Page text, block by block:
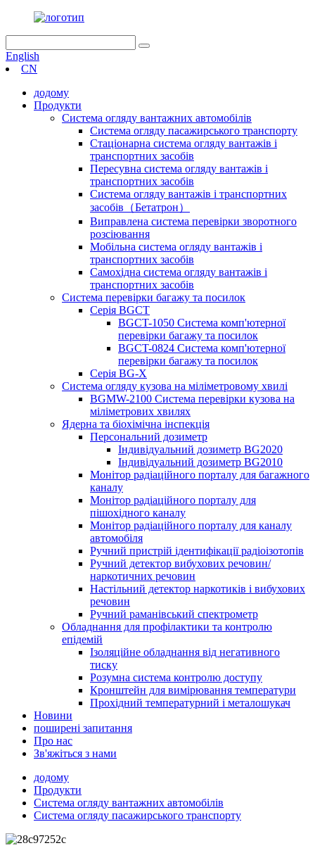
English
CN
додому
Продукти
Система огляду вантажних автомобілів
Система огляду пасажирського транспорту
Стаціонарна система огляду вантажів і
транспортних засобів
Пересувна система огляду вантажів і
транспортних засобів
Система огляду вантажів і транспортних
засобів（Бетатрон）
Виправлена ​​система перевірки зворотного
розсіювання
Мобільна система огляду вантажів і
транспортних засобів
Самохідна система огляду вантажів і
транспортних засобів
Система перевірки багажу та посилок
Серія BGCT
BGCT-1050 Система комп'ютерної
перевірки багажу та посилок
BGCT-0824 Система комп'ютерної
перевірки багажу та посилок
Серія BG-X
Система огляду кузова на міліметровому хвилі
BGMW-2100 Система перевірки кузова на
міліметрових хвилях
Ядерна та біохімічна інспекція
Персональний дозиметр
Індивідуальний дозиметр BG2020
Індивідуальний дозиметр BG2010
Монітор радіаційного порталу для багажного
каналу
Монітор радіаційного порталу для
пішохідного каналу
Монітор радіаційного порталу для каналу
автомобіля
Ручний пристрій ідентифікації радіоізотопів
Ручний детектор вибухових речовин/
наркотичних речовин
Настільний детектор наркотиків і вибухових
речовин
Ручний раманівський спектрометр
Обладнання для профілактики та контролю
епідемій
Ізоляційне обладнання від негативного
тиску
Розумна система контролю доступу
Кронштейн для вимірювання температури
Прохідний температурний і металошукач
Новини
поширені запитання
Про нас
Зв'яжіться з нами
додому
Продукти
Система огляду вантажних автомобілів
Система огляду пасажирського транспорту